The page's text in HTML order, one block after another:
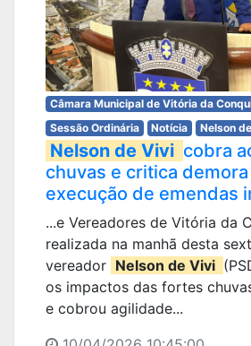
Câmara Municipal de Vitória da
Sessão Ordinária
Notícia Nelson
Nelson de Vivi cobra
chuvas e critica demora
execução de emendas
...e Vereadores de Vitória da
realizada na manhã desta
vereador Nelson de Vivi
os impactos das fortes
e cobrou agilidade...